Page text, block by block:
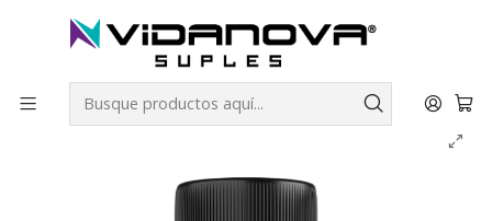
Productos Vidanova® Suples Vitaminas y Minerales
Óxido Nítrico - Vidanova® Suples